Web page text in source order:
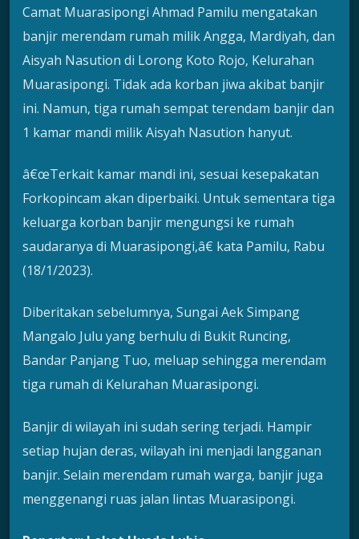
Camat Muarasipongi Ahmad Pamilu mengatakan
banjir merendam rumah milik Angga, Mardiyah, dan
Aisyah Nasution di Lorong Koto Rojo, Kelurahan
Muarasipongi. Tidak ada korban jiwa akibat banjir
ini. Namun, tiga rumah sempat terendam banjir dan
1 kamar mandi milik Aisyah Nasution hanyut.
â€œTerkait kamar mandi ini, sesuai kesepakatan
Forkopincam akan diperbaiki. Untuk sementara tiga
keluarga korban banjir mengungsi ke rumah
saudaranya di Muarasipongi,â€ kata Pamilu, Rabu
(18/1/2023).
Diberitakan sebelumnya, Sungai Aek Simpang
Mangalo Julu yang berhulu di Bukit Runcing,
Bandar Panjang Tuo, meluap sehingga merendam
tiga rumah di Kelurahan Muarasipongi.
Banjir di wilayah ini sudah sering terjadi. Hampir
setiap hujan deras, wilayah ini menjadi langganan
banjir. Selain merendam rumah warga, banjir juga
menggenangi ruas jalan lintas Muarasipongi.